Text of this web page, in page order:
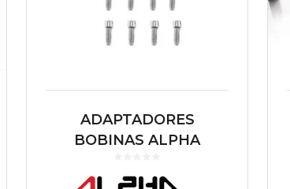
ADAPTADORES
BOBINAS ALPHA
PARA 1.8T 20V